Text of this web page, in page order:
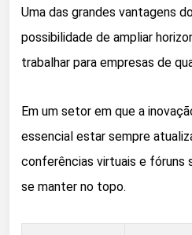
Uma das grandes vantagens
possibilidade de ampliar
trabalhar para empresas de
Em um setor em que a
essencial estar sempre
conferências virtuais e fóruns
se manter no topo.